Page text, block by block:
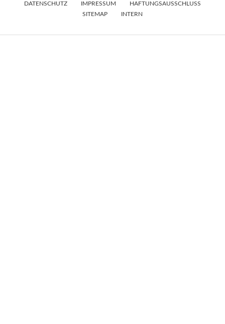
DATENSCHUTZ IMPRESSUM
HAFTUNGSAUSSCHLUSS
SITEMAP
INTERN